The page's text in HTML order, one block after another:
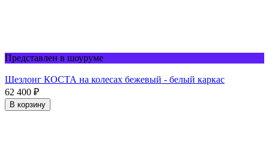
Представлен в шоуруме
Шезлонг КОСТА на колесах бежевый - белый каркас
62 400 ₽
В корзину